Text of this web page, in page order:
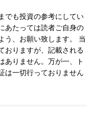
でも投資の参考にしてい
あたっては読者ご自身の
う、お願い致します。 当
おりますが、記載される
ありません。万が一、ト
は一切行っておりません